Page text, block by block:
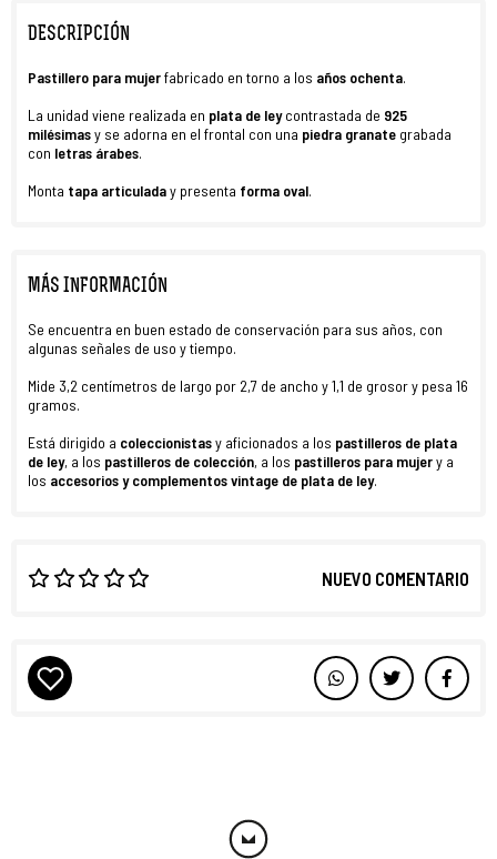
DESCRIPCIÓN
Pastillero para mujerfabricado en torno a los años ochenta.
La unidad viene realizada en plata de leycontrastada de 925
milésimasy se adorna en el frontal con una piedra granate grabada
con letras árabes.
Monta tapa articuladay presenta forma oval.
MÁS INFORMACIÓN
Se encuentra en buen estado de conservación para sus años, con
algunas señales de uso y tiempo.
Mide 3,2 centímetros de largo por 2,7 de ancho y 1,1 de grosor y pesa 16
gramos.
Está dirigido a coleccionistasy aficionados a los pastilleros de plata
de ley, a los pastilleros de colección, a los pastilleros para mujery a
los accesorios y complementos vintage de plata de ley.
NUEVO COMENTARIO